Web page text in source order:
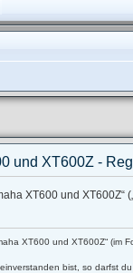
und XT600Z -
XT600 und
XT600 und XT600Z“
bist, so darfst